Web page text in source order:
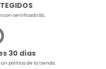
certificado SSL.
30 días
política de la tienda.